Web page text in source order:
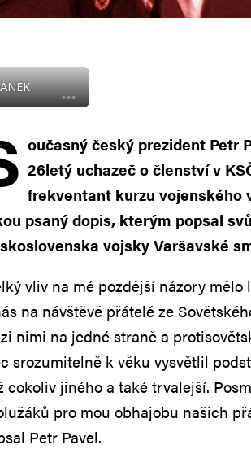
oučasný český prezident Petr
26letý uchazeč o členství v
frekventant kurzu vojenského
psaný dopis, kterým popsal
vojsky Varšavské
vliv na mé pozdější názory mělo
na návštěvě přátelé ze
nimi na jedné straně a
srozumitelně k věku vysvětlil
cokoliv jiného a také trvalejší.
pro mou obhajobu našich
Petr Pavel.